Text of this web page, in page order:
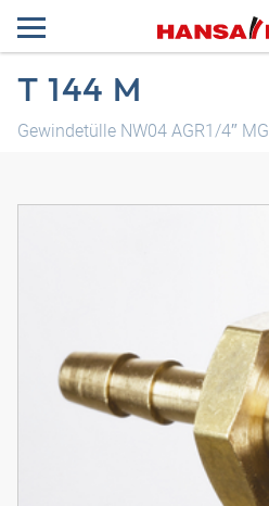
T 144 M
Gewindetülle NW04 AGR1/4″ MG